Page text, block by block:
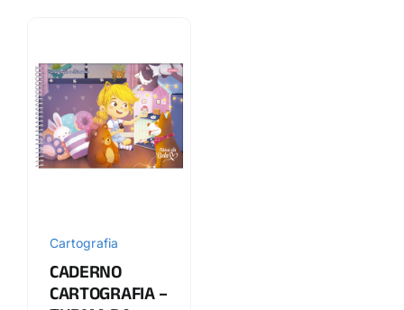
Cartografia
CADERNO
CARTOGRAFIA –